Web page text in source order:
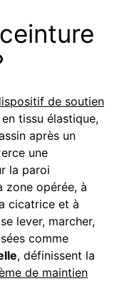
de soutien
tissu élastique,
après un
une
la paroi
zone opérée, à
cicatrice et à
lever, marcher,
comme
, définissent la
de maintien